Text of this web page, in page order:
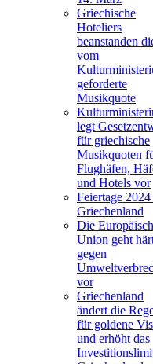
Griechische
Hoteliers
beanstanden
vom
geforderte
Musikquote
legt
für griechische
Musikquoten
Flughäfen,
und Hotels vor
Feiertage 2024
Griechenland
Die
Union geht
gegen
vor
Griechenland
ändert die
für goldene
und erhöht das